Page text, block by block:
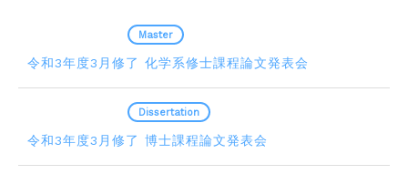
令和3年度3月修了 化学系修士課程論文発表会
Master
令和3年度3月修了 博士課程論文発表会
Dissertation